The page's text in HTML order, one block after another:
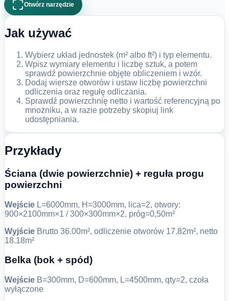
Otwórz narzędzie
Jak używać
Wybierz układ jednostek (m² albo ft²) i typ elementu.
Wpisz wymiary elementu i liczbę sztuk, a potem
sprawdź powierzchnie objęte obliczeniem i wzór.
Dodaj wiersze otworów i ustaw liczbę powierzchni
odliczenia oraz regułę odliczania.
Sprawdź powierzchnię netto i wartość referencyjną po
mnożniku, a w razie potrzeby skopiuj link
udostępniania.
Przykłady
Ściana (dwie powierzchnie) + reguła progu
powierzchni
Wejście L=6000mm, H=3000mm, lica=2, otwory:
900×2100mm×1 / 300×300mm×2, próg=0,50m²
Wyjście Brutto 36.00m², odliczenie otworów 17.82m², netto
18.18m²
Belka (bok + spód)
Wejście B=300mm, D=600mm, L=4500mm, qty=2, czoła
wyłączone